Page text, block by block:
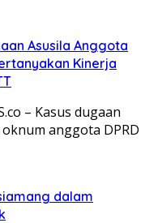
Asusila Anggota
Kinerja
– Kasus dugaan
anggota DPRD
dalam